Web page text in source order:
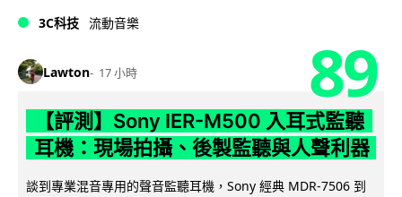
3C科技 流動音樂
Lawton 17 小時 89
【評測】Sony IER-M500 入耳式監聽
耳機：現場拍攝、後製監聽與人聲利器
談到專業混音專用的聲音監聽耳機，Sony 經典 MDR-7506 到